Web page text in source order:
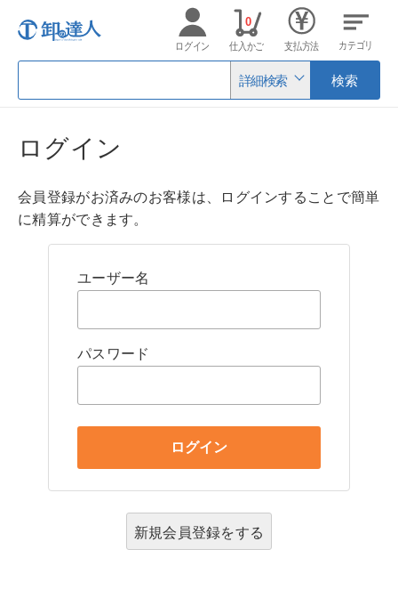
詳細検索 検索
ログイン 仕入かご
0
支払方法 カテゴリ
ログイン
会員登録がお済みのお客様は、ログインすることで簡単
に精算ができます。
ユーザー名
パスワード
新規会員登録をする